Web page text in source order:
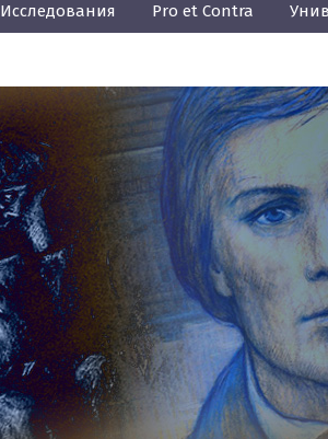
Исследования Pro et Contra